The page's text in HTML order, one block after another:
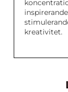
kreativitet.